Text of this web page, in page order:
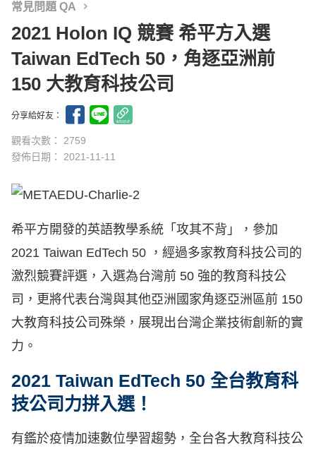
常見問題 QA
2021 Holon IQ 競賽 希平方入選
Taiwan EdTech 50，角逐亞洲前
150 大教育科技公司
分享給好友：
觀看次數： 2759
發佈日期： 2021-11-11
希平方開發的英語教學系統「攻其不背」，參加
2021 Taiwan EdTech 50 ，經過多家教育科技公司的
激烈競賽評選，入選為台灣前 50 強的教育科技公
司，更將代表台灣與其他亞洲國家角逐亞洲區前 150
大教育科技公司殊榮，展現出台灣企業技術創新的實
力。
2021 Taiwan EdTech 50 全台教育科
技公司力拼入選！
有鑑於疫情加速數位學習趨勢，全台各大教育科技公